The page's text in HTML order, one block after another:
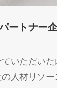
ートナー
いただいた
人材リソー